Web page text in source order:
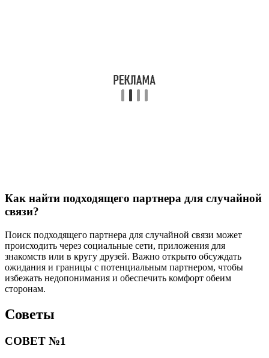
Как найти подходящего партнера для случайной
связи?
Поиск подходящего партнера для случайной связи может
происходить через социальные сети, приложения для
знакомств или в кругу друзей. Важно открыто обсуждать
ожидания и границы с потенциальным партнером, чтобы
избежать недопонимания и обеспечить комфорт обеим
сторонам.
Советы
СОВЕТ №1